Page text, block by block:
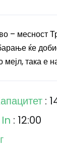
– месност
ќе
мејл, така е
:
: 12:00